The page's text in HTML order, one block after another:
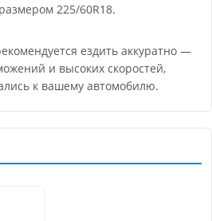
225/60R18.
ездить аккуратно —
и высоких скоростей,
к вашему автомобилю.